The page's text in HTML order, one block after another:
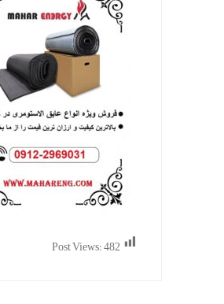
Post Views:482